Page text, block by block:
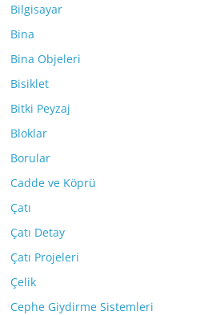
Bilgisayar
Bina
Bina Objeleri
Bisiklet
Bitki Peyzaj
Bloklar
Borular
Cadde ve Köprü
Çatı
Çatı Detay
Çatı Projeleri
Çelik
Cephe Giydirme Sistemleri